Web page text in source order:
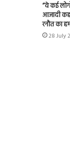
“वे कई
आजादी
रनौत का
28 July